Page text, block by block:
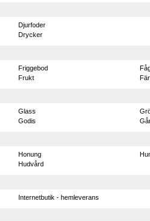
Djurfoder
Drycker
Friggebod
Frukt
Glass
Godis
Honung
Hudvård
Internetbutik - hemleverans